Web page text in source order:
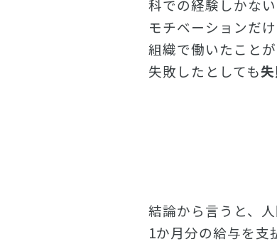
科での経験しかな
モチベーションだ
組織で働いたこと
失敗したとしても
結論から言うと、
1か月分の給与を支